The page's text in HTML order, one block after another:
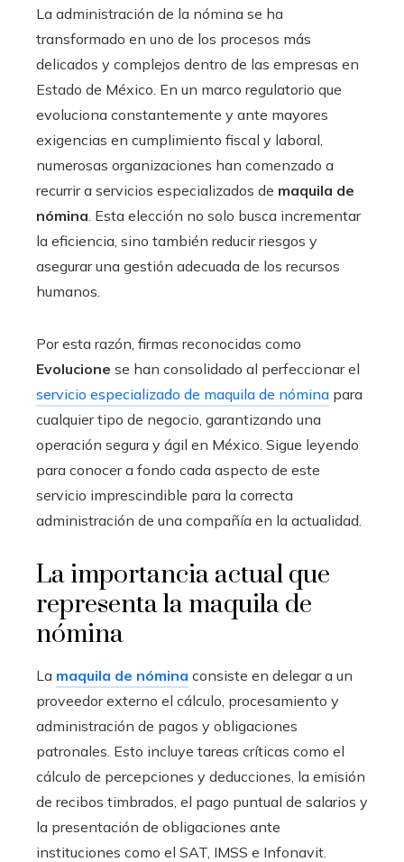
La administración de la nómina se ha
transformado en uno de los procesos más
delicados y complejos dentro de las empresas en
Estado de México. En un marco regulatorio que
evoluciona constantemente y ante mayores
exigencias en cumplimiento fiscal y laboral,
numerosas organizaciones han comenzado a
recurrir a servicios especializados de maquila de
nómina. Esta elección no solo busca incrementar
la eficiencia, sino también reducir riesgos y
asegurar una gestión adecuada de los recursos
humanos.
Por esta razón, firmas reconocidas como
Evolucione se han consolidado al perfeccionar el
servicio especializado de maquila de nómina para
cualquier tipo de negocio, garantizando una
operación segura y ágil en México. Sigue leyendo
para conocer a fondo cada aspecto de este
servicio imprescindible para la correcta
administración de una compañía en la actualidad.
La importancia actual que
representa la maquila de
nómina
La maquila de nómina consiste en delegar a un
proveedor externo el cálculo, procesamiento y
administración de pagos y obligaciones
patronales. Esto incluye tareas críticas como el
cálculo de percepciones y deducciones, la emisión
de recibos timbrados, el pago puntual de salarios y
la presentación de obligaciones ante
instituciones como el SAT, IMSS e Infonavit.